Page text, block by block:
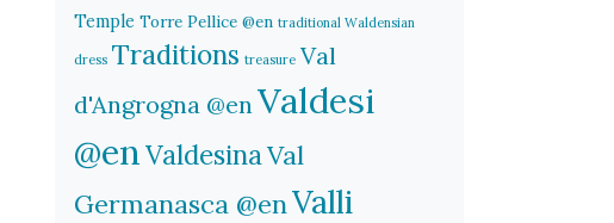
Temple Torre Pellice @en traditional Waldensian
dress Traditions treasure Val
d'Angrogna @enValdesi
@enValdesinaVal
Germanasca @enValli